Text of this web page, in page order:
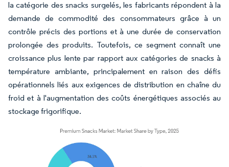
la catégorie des snacks surgelés, les fabricants répondent à la
demande de commodité des consommateurs grâce à un
contrôle précis des portions et à une durée de conservation
prolongée des produits. Toutefois, ce segment connaît une
croissance plus lente par rapport aux catégories de snacks à
température ambiante, principalement en raison des défis
opérationnels liés aux exigences de distribution en chaîne du
froid et à l'augmentation des coûts énergétiques associés au
stockage frigorifique.